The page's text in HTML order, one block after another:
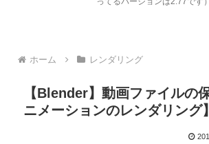
ホーム レンダリング
【Blender】動画ファイルの
ニメーションのレンダリング】